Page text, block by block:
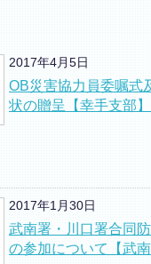
2017年4月5日
OB災害協力員委嘱式
状の贈呈【幸手支部】
2017年1月30日
武南署・川口署合同
の参加について【武南